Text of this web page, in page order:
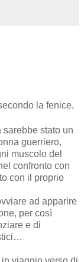
la fenice,
stato un
guerriero,
muscolo del
confronto con
con il proprio
ad apparire
per così
e di